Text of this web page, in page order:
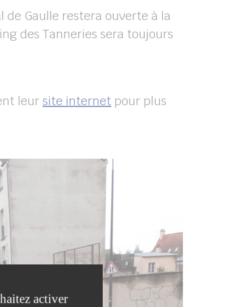
Gaulle restera ouverte à la
des Tanneries sera toujours
leursite internet pour plus
activer